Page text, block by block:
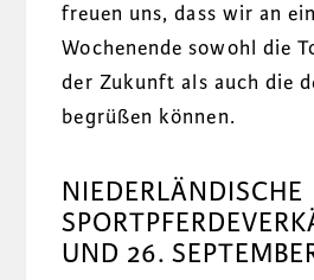
freuen uns, dass wir an
Wochenende sowohl die
der Zukunft als auch die
begrüßen können.
NIEDERLÄNDISCHE
UND 26.